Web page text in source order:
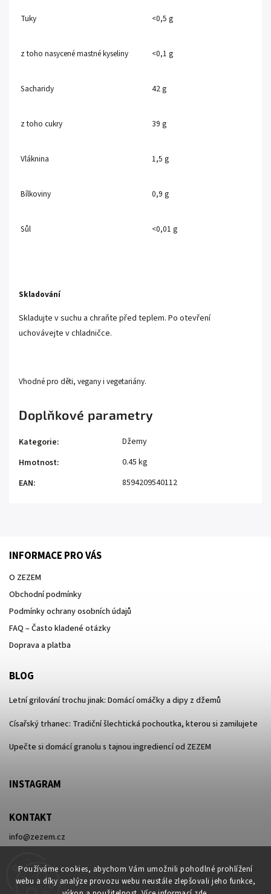
Používáme cookies, abychom Vám umožnili pohodlné prohlížení
webu a díky analýze provozu webu neustále zlepšovali jeho funkce,
Tuky <0,5 g
z toho nasycené mastné kyseliny <0,1 g
Sacharidy 42 g
z toho cukry 39 g
Vláknina 1,5 g
Bílkoviny 0,9 g
Sůl <0,01 g
Skladování
Skladujte v suchu a chraňte před teplem. Po otevření
uchovávejte v chladničce.
Vhodné pro děti, vegany i vegetariány.
Doplňkové parametry
Kategorie:
Džemy
Hmotnost:
0.45 kg
EAN: 8594209540112
INFORMACE PRO VÁS
O ZEZEM
Obchodní podmínky
Podmínky ochrany osobních údajů
FAQ – Často kladené otázky
Doprava a platba
BLOG
Letní grilování trochu jinak: Domácí omáčky a dipy z džemů
Císařský trhanec: Tradiční šlechtická pochoutka, kterou si zamilujete
Upečte si domácí granolu s tajnou ingrediencí od ZEZEM
INSTAGRAM
KONTAKT
info@zezem.cz